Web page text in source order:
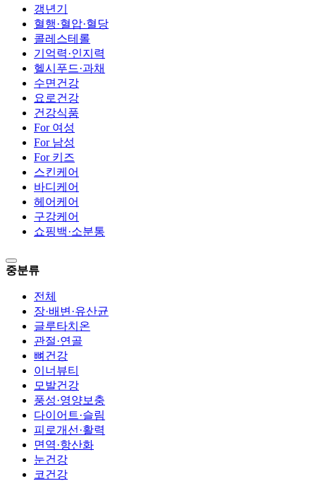
갱년기
혈행·혈압·혈당
콜레스테롤
기억력·인지력
헬시푸드·과채
수면건강
요로건강
건강식품
For 여성
For 남성
For 키즈
스킨케어
바디케어
헤어케어
구강케어
쇼핑백·소분통
중분류
전체
장·배변·유산균
글루타치온
관절·연골
뼈건강
이너뷰티
모발건강
풍성·영양보충
다이어트·슬림
피로개선·활력
면역·항산화
눈건강
코건강